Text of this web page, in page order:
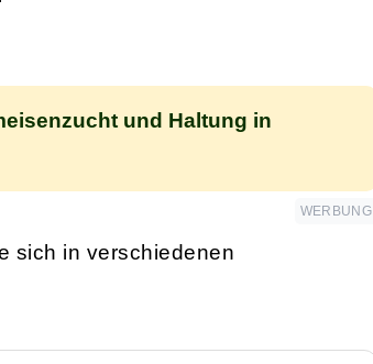
und Haltung in
WERBUNG
sich in verschiedenen